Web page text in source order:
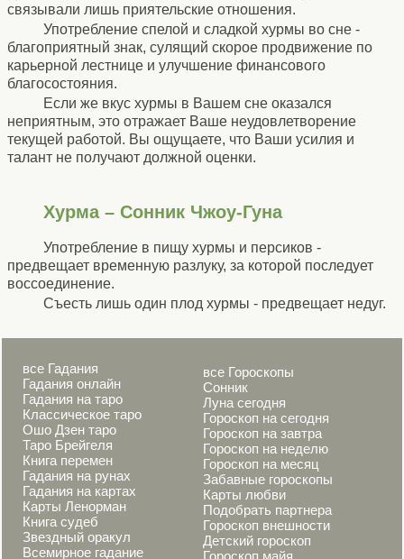
связывали лишь приятельские отношения.
Употребление спелой и сладкой хурмы во сне -
благоприятный знак, сулящий скорое продвижение по
карьерной лестнице и улучшение финансового
благосостояния.
Если же вкус хурмы в Вашем сне оказался
неприятным, это отражает Ваше неудовлетворение
текущей работой. Вы ощущаете, что Ваши усилия и
талант не получают должной оценки.
Хурма – Сонник Чжоу-Гуна
Употребление в пищу хурмы и персиков -
предвещает временную разлуку, за которой последует
воссоединение.
Съесть лишь один плод хурмы - предвещает недуг.
все Гадания
Гадания онлайн
Гадания на таро
Классическое таро
Ошо Дзен таро
Таро Брейгеля
Книга перемен
Гадания на рунах
Гадания на картах
Карты Ленорман
Книга судеб
Звездный оракул
Всемирное гадание
все Гороскопы
Сонник
Луна сегодня
Гороскоп на сегодня
Гороскоп на завтра
Гороскоп на неделю
Гороскоп на месяц
Забавные гороскопы
Карты любви
Подобрать партнера
Гороскоп внешности
Детский гороскоп
Гороскоп майя